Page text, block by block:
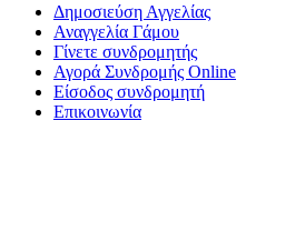
Δημοσιεύση Αγγελίας
Αναγγελία Γάμου
Γίνετε συνδρομητής
Αγορά Συνδρομής Online
Είσοδος συνδρομητή
Επικοινωνία